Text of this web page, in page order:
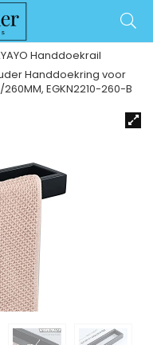
Handdoekrail
Handdoekring voor
EGKN2210-260-B